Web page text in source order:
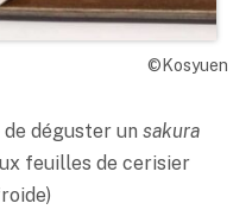
©Kosyuen
déguster un sakura
feuilles de cerisier